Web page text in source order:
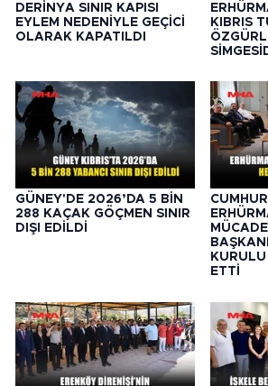
DERİNYA SINIR KAPISI
EYLEM NEDENİYLE GEÇİCİ
OLARAK KAPATILDI
KIBRIS
GÜNEY'DE 2026’DA 5 BİN
288 KAÇAK GÖÇMEN SINIR
DIŞI EDİLDİ
ETTİ